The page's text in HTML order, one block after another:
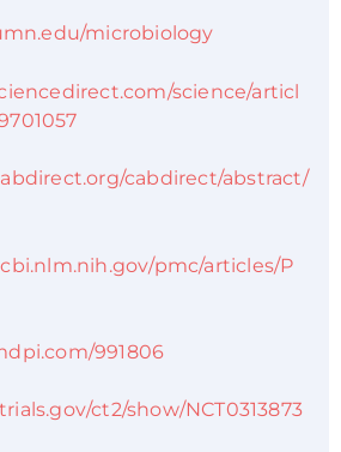
microbiology
science/articl
cabdirect/abstract/
pmc/articles/P
991806
ct2/show/NCT0313873